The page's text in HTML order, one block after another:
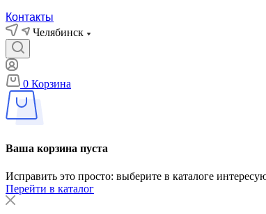
Контакты
Челябинск
0 Корзина
Ваша корзина пуста
Исправить это просто: выберите в каталоге
Перейти в каталог